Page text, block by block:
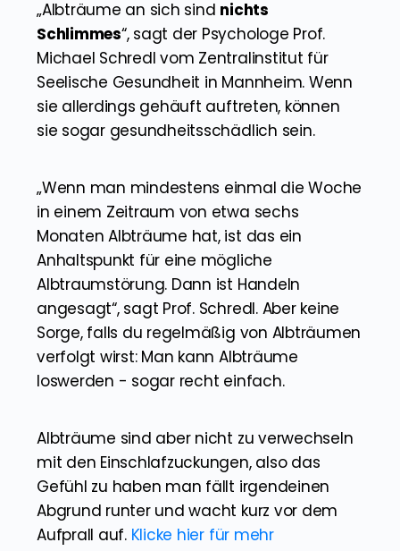
„Albträume an sich sind nichts
Schlimmes“, sagt der Psychologe Prof.
Michael Schredl vom Zentralinstitut für
Seelische Gesundheit in Mannheim. Wenn
sie allerdings gehäuft auftreten, können
sie sogar gesundheitsschädlich sein.
„Wenn man mindestens einmal die Woche
in einem Zeitraum von etwa sechs
Monaten Albträume hat, ist das ein
Anhaltspunkt für eine mögliche
Albtraumstörung. Dann ist Handeln
angesagt“, sagt Prof. Schredl. Aber keine
Sorge, falls du regelmäßig von Albträumen
verfolgt wirst: Man kann Albträume
loswerden - sogar recht einfach.
Albträume sind aber nicht zu verwechseln
mit den Einschlafzuckungen, also das
Gefühl zu haben man fällt irgendeinen
Abgrund runter und wacht kurz vor dem
Aufprall auf. Klicke hier für mehr